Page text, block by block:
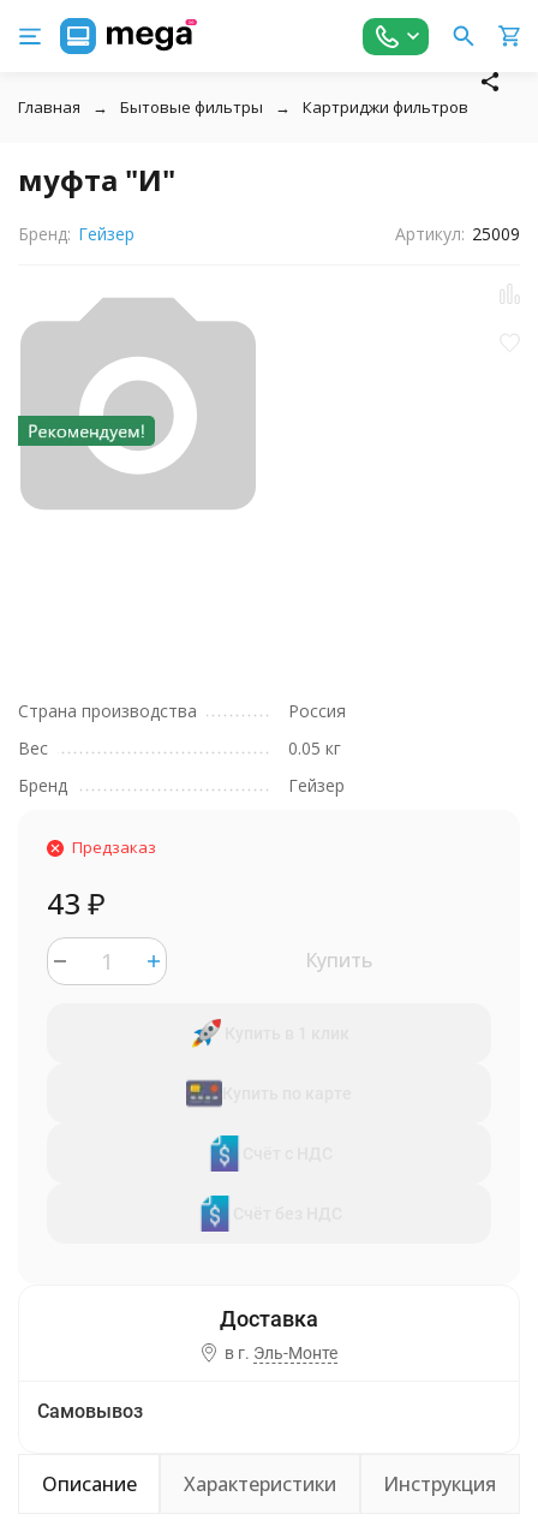
Главная Бытовые фильтры Картриджи фильтров
муфта "И"
Бренд: Гейзер Артикул: 25009
Страна производства
Россия
Вес
0.05 кг
Бренд
Гейзер
Предзаказ
43 ₽
Купить
в г. Эль-Монте
Самовывоз
Описание Характеристики Инструкция